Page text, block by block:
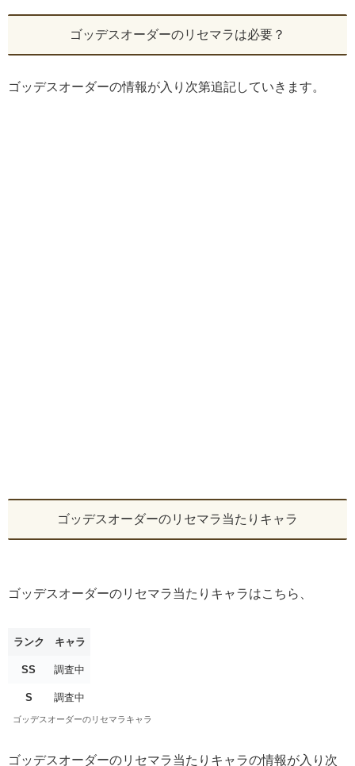
ゴッデスオーダーのリセマラは必要？
ゴッデスオーダーの情報が入り次第追記していきます。
ゴッデスオーダーのリセマラ当たりキャラ
ゴッデスオーダーのリセマラ当たりキャラはこちら、
ランク キャラ
SS 調査中
S 調査中
ゴッデスオーダーのリセマラキャラ
ゴッデスオーダーのリセマラ当たりキャラの情報が入り次